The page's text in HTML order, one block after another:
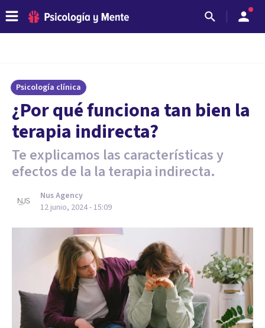
Psicología clínica
¿Por qué funciona tan bien la
terapia indirecta?
Te explicamos las características y
efectos de la la terapia indirecta.
Nus Agency
12 junio, 2024 - 15:09